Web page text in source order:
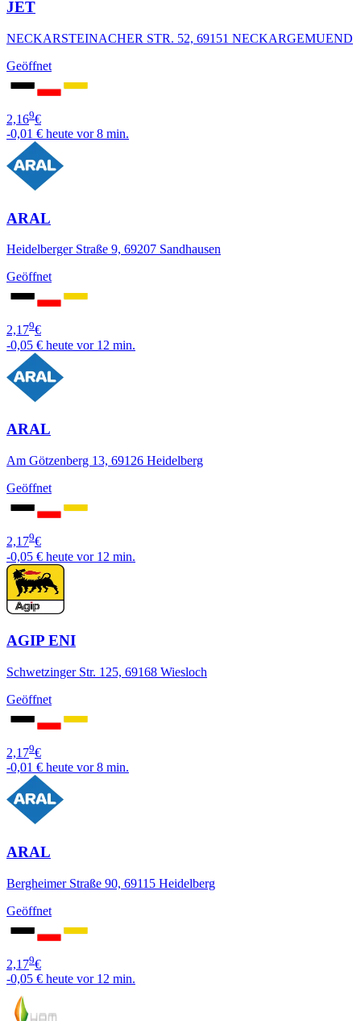
JET
NECKARSTEINACHER STR. 52, 69151 NECKARGEMUEND
Geöffnet
2,169€
-0,01 € heute vor 8 min.
ARAL
Heidelberger Straße 9, 69207 Sandhausen
Geöffnet
2,179€
-0,05 € heute vor 12 min.
ARAL
Am Götzenberg 13, 69126 Heidelberg
Geöffnet
2,179€
-0,05 € heute vor 12 min.
AGIP ENI
Schwetzinger Str. 125, 69168 Wiesloch
Geöffnet
2,179€
-0,01 € heute vor 8 min.
ARAL
Bergheimer Straße 90, 69115 Heidelberg
Geöffnet
2,179€
-0,05 € heute vor 12 min.